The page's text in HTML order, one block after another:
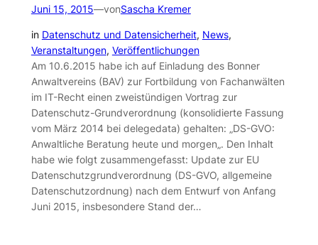
Juni 15, 2015—vonSascha Kremer
in Datenschutz und Datensicherheit, News
Veranstaltungen, Veröffentlichungen
Am 10.6.2015 habe ich auf Einladung des Bonner
Anwaltvereins (BAV) zur Fortbildung von Fachanwälten
im IT-Recht einen zweistündigen Vortrag zur
Datenschutz-Grundverordnung (konsolidierte Fassung
vom März 2014 bei delegedata) gehalten: „DS-GVO:
Anwaltliche Beratung heute und morgen„. Den Inhalt
habe wie folgt zusammengefasst: Update zur EU
Datenschutzgrundverordnung (DS-GVO, allgemeine
Datenschutzordnung) nach dem Entwurf von Anfang
Juni 2015, insbesondere Stand der…